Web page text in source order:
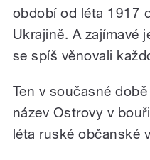
období od léta 1917
Ukrajině. A zajímavé
se spíš věnovali
Ten v současné
název Ostrovy v
léta ruské občanské